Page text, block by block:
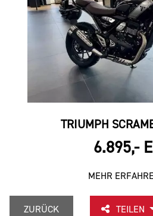
TRIUMPH
6.895,-
MEHR
ZURÜCK TEILEN